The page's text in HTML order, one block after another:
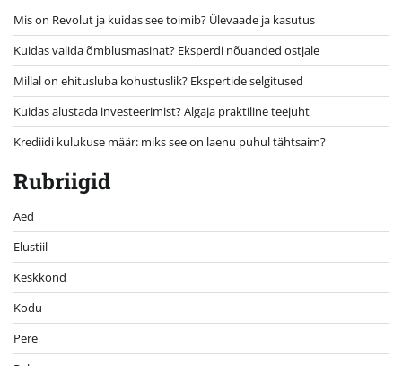
Mis on Revolut ja kuidas see toimib? Ülevaade ja kasutus
Kuidas valida õmblusmasinat? Eksperdi nõuanded ostjale
Millal on ehitusluba kohustuslik? Ekspertide selgitused
Kuidas alustada investeerimist? Algaja praktiline teejuht
Krediidi kulukuse määr: miks see on laenu puhul tähtsaim?
Rubriigid
Aed
Elustiil
Keskkond
Kodu
Pere